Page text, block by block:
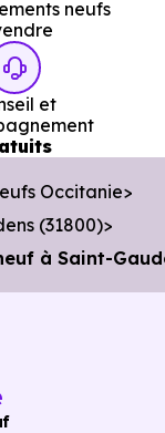
km, soit 3 min en
.
annexe
km, soit 18 min à
neufs
et
Occitanie
(31800)
à Saint-